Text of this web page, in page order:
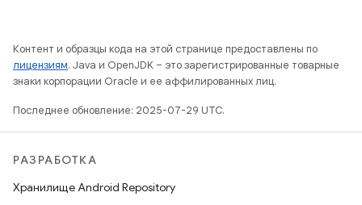
Контент и образцы кода на этой странице предоставлены по
лицензиям. Java и OpenJDK – это зарегистрированные товарные
знаки корпорации Oracle и ее аффилированных лиц.
Последнее обновление: 2025-07-29 UTC.
РАЗРАБОТКА
Хранилище Android Repository